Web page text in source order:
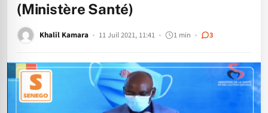
(Ministère Santé)
Khalil Kamara 11 Juil 2021, 11:41 1 min 3